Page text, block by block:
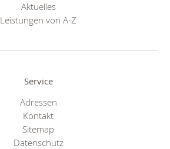
Aktuelles
Leistungen von A-Z
Service
Adressen
Kontakt
Sitemap
Datenschutz